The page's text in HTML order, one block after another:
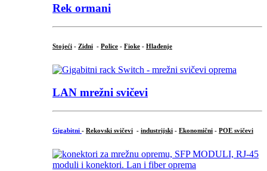
Rek ormani
Stojeći - Zidni - Police - Fioke - Hlađenje
LAN mrežni svičevi
Gigabitni - Rekovski svičevi - industrijski - Ekonomični - POE svičevi